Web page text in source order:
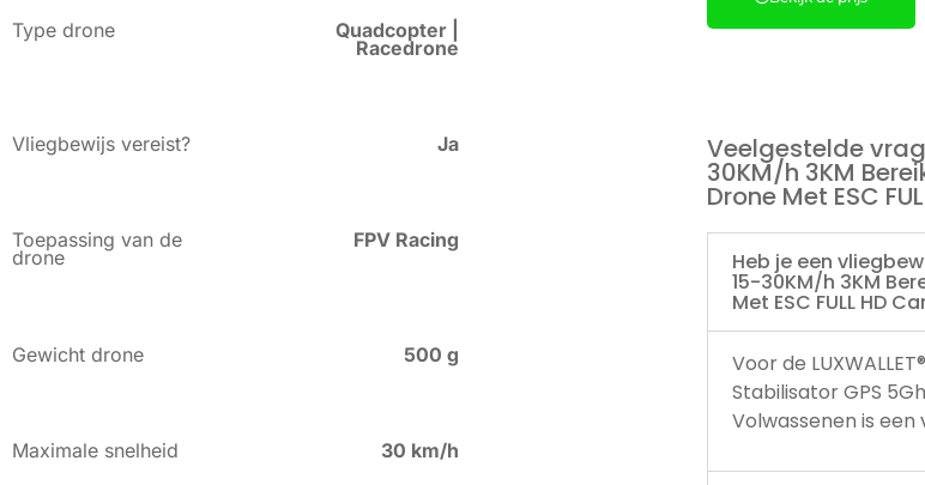
Type drone Quadcopter |
Racedrone
Vliegbewijs vereist? Ja
Toepassing van de
drone
FPV Racing
Gewicht drone 500 g
Maximale snelheid 30 km/h
Veelgestelde
30KM/h 3KM
Drone Met ESC
Heb je een
15-30KM/h 3KM
Met ESC FULL HD
Voor de
Stabilisator GPS
Volwassenen is een